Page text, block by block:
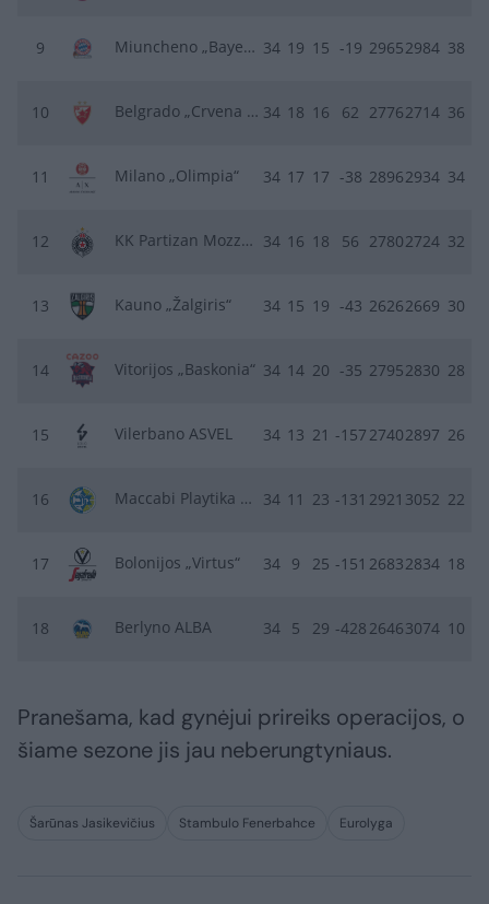
9 Miuncheno „Bayern“ 34 19 15 -19 29652984 38
10 Belgrado „Crvena zvezda“ 34 18 16 62 27762714 36
11 Milano „Olimpia“ 34 17 17 -38 28962934 34
12 KK Partizan Mozzart Bet 34 16 18 56 27802724 32
13 Kauno „Žalgiris“ 34 15 19 -43 26262669 30
14 Vitorijos „Baskonia“ 34 14 20 -35 27952830 28
15 Vilerbano ASVEL 34 13 21 -157 27402897 26
16 Maccabi Playtika Tel Aviv 34 11 23 -131 2921 3052 22
17 Bolonijos „Virtus“ 34 9 25 -151 26832834 18
18 Berlyno ALBA 34 5 29 -428 26463074 10
Pranešama, kad gynėjui prireiks operacijos, o
šiame sezone jis jau neberungtyniaus.
Šarūnas Jasikevičius Stambulo Fenerbahce Eurolyga